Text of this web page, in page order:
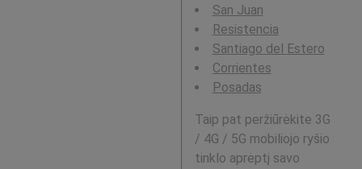
San Juan
Resistencia
Santiago del Estero
Corrientes
Posadas
Taip pat peržiūrėkite 3G
/ 4G / 5G mobiliojo ryšio
tinklo aprėptį savo